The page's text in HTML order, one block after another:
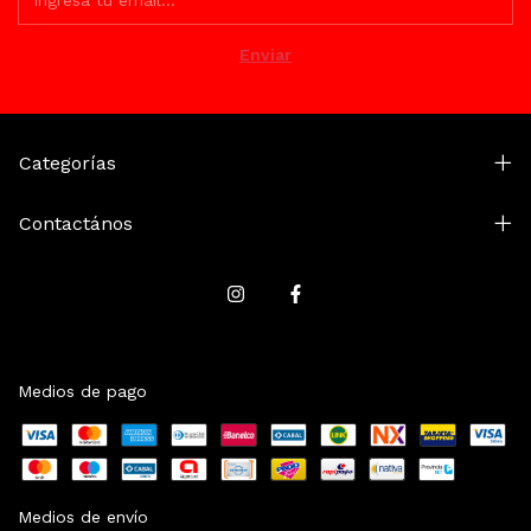
Categorías
Contactános
Medios de pago
Medios de envío